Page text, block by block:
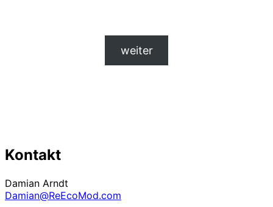
weiter
Kontakt
Damian Arndt
Damian@ReEcoMod.com